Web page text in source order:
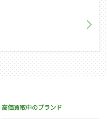
高価買取中のブランド